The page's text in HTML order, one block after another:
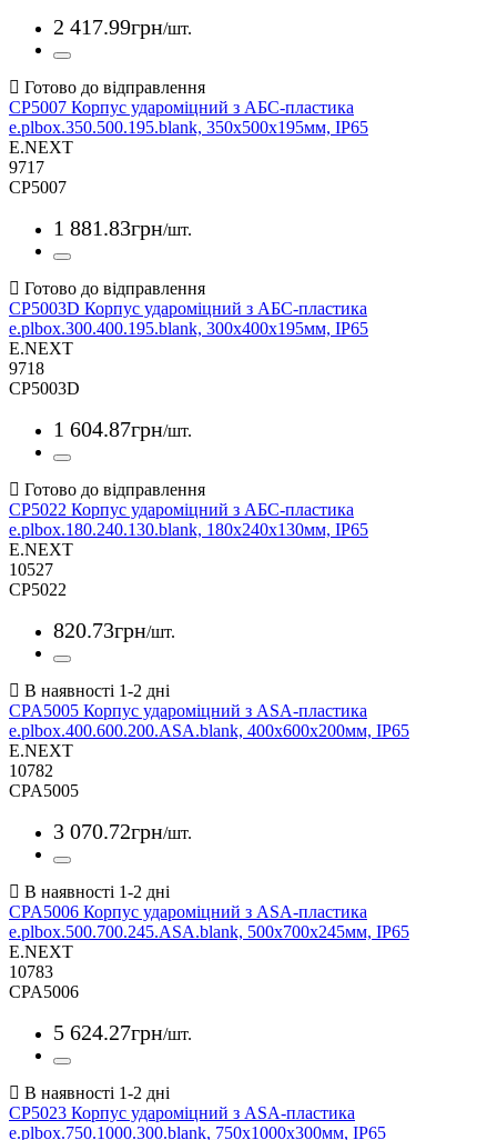
2 417.99грн/шт.
CP5007 Корпус удароміцний з АБС-пластика
e.plbox.350.500.195.blank, 350х500х195мм, IP65
E.NEXT
9717
CP5007
1 881.83грн/шт.
CP5003D Корпус удароміцний з АБС-пластика
e.plbox.300.400.195.blank, 300х400х195мм, IP65
E.NEXT
9718
CP5003D
1 604.87грн/шт.
CP5022 Корпус удароміцний з АБС-пластика
e.plbox.180.240.130.blank, 180х240х130мм, IP65
E.NEXT
10527
CP5022
820.73грн/шт.
CPA5005 Корпус удароміцний з ASA-пластика
e.plbox.400.600.200.ASA.blank, 400х600х200мм, IP65
E.NEXT
10782
CPA5005
3 070.72грн/шт.
CPA5006 Корпус удароміцний з ASA-пластика
e.plbox.500.700.245.ASA.blank, 500х700х245мм, IP65
E.NEXT
10783
CPA5006
5 624.27грн/шт.
CP5023 Корпус удароміцний з ASA-пластика
e.plbox.750.1000.300.blank, 750х1000х300мм, IP65